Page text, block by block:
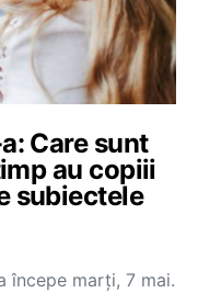
Care sunt
au copiii
subiectele
începe marți, 7 mai.